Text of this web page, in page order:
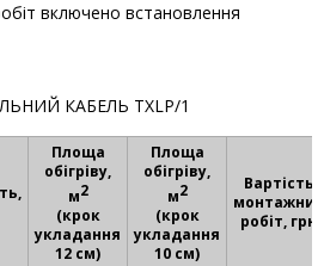
включено встановлення
КАБЕЛЬ TXLP/1
Площа
обігріву,
м2
(крок
укладання
12 см)
Площа
обігріву,
м2
(крок
укладання
10 см)
Вартість
монтажних
робіт, грн